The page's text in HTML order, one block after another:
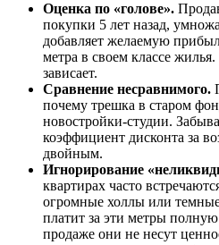
Оценка по «голове».
покупки 5 лет назад,
добавляет желаемую
метра в своем классе
зависает.
Сравнение несравнимого.
почему трешка в старом
новостройки-студии.
коэффициент дисконта за
двойным.
Игнорирование
квартирах часто
огромные холлы или
платит за эти метры
продаже они не несут